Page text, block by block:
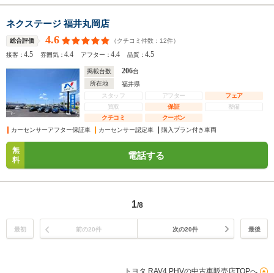
ネクステージ 福井丸岡店
総合評価 4.6 （クチコミ件数： 12件）
接客：4.5 雰囲気：4.4 アフター：4.4 品質：4.5
掲載台数 206台
所在地
福井県
スタッフ
アフター
フェア
買取
保証
整備
クチコミ
クーポン
カーセンサーアフター保証車
カーセンサー認定車 購入プラン付き車両
無
料
電話する
1/8
最初 前の20件 次の20件 最後
トヨタ RAV4 PHVの中古車販売店TOPへ